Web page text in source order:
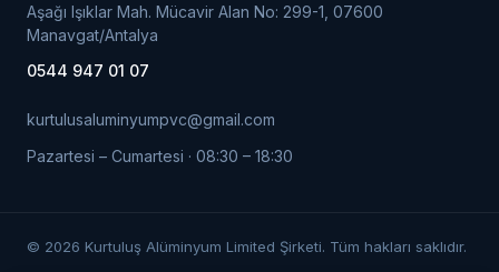
Aşağı Işıklar Mah. Mücavir Alan No: 299-1, 07600
Manavgat/Antalya
0544 947 01 07
kurtulusaluminyumpvc@gmail.com
Pazartesi – Cumartesi · 08:30 – 18:30
© 2026 Kurtuluş Alüminyum Limited Şirketi. Tüm hakları saklıdır.